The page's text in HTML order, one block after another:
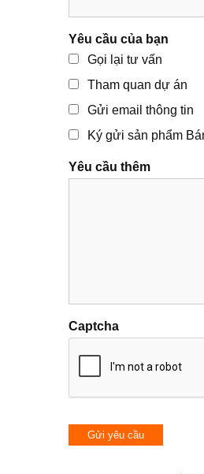
Yêu cầu của bạn
Gọi lại tư vấn
Tham quan dự án
Gửi email thông tin
Ký gửi sản phẩm
Yêu cầu thêm
Captcha